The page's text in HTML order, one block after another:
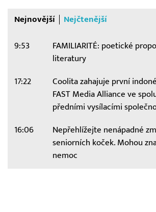
Nejnovější Nejčtenější
9:53
FAMILIARITÉ: poetické
literatury
17:22
Coolita zahajuje první
FAST Media Alliance ve
předními vysílacími
16:06
Nepřehlížejte nenápadné
seniorních koček. Mohou
nemoc